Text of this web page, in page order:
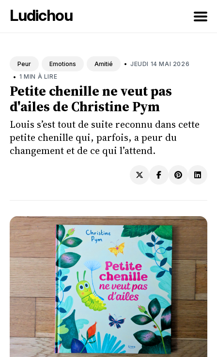
Ludichou
blog
Peur Emotions Amitié • JEUDI 14 MAI 2026
• 1 MIN À LIRE
Petite chenille ne veut pas
d'ailes de Christine Pym
Louis s’est tout de suite reconnu dans cette
petite chenille qui, parfois, a peur du
changement et de ce qui l’attend.